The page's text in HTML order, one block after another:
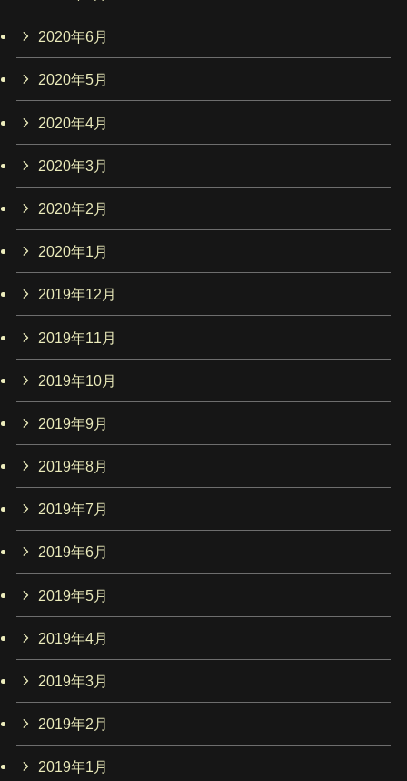
2020年6月
2020年5月
2020年4月
2020年3月
2020年2月
2020年1月
2019年12月
2019年11月
2019年10月
2019年9月
2019年8月
2019年7月
2019年6月
2019年5月
2019年4月
2019年3月
2019年2月
2019年1月